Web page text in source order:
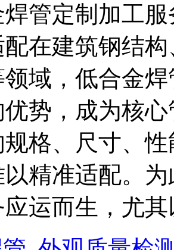
管定制加工
在建筑钢结
域，低合金
优势，成为核
格、尺寸、
精准适配。
运而生，尤